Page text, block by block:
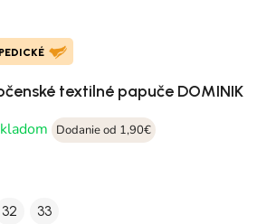
textilné papuče DOMINIK
Dodanie od 1,90€
32 33